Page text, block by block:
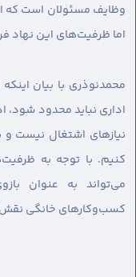
وظایف مسئولان است که
اما ظرفیت‌های این نهاد
محمدنوذری با بیان
اداری نباید محدود شود،
نیازهای اشتغال نیست
کنیم. با توجه به
می‌تواند به عنوان
کسب‌وکارهای خانگی